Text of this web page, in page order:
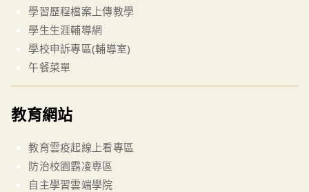
學習歷程檔案上傳教學
學生生涯輔導網
學校申訴專區(輔導室)
午餐菜單
教育網站
教育雲疫起線上看專區
防治校園霸凌專區
自主學習雲端學院